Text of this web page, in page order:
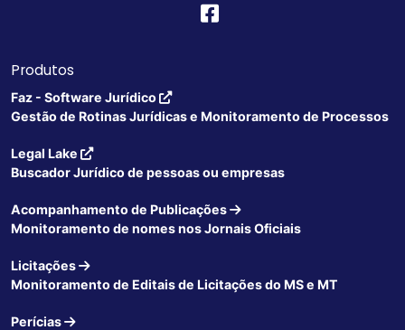
Produtos
Faz - Software Jurídico
Gestão de Rotinas Jurídicas e Monitoramento de Processos
Legal Lake
Buscador Jurídico de pessoas ou empresas
Acompanhamento de Publicações
Monitoramento de nomes nos Jornais Oficiais
Licitações
Monitoramento de Editais de Licitações do MS e MT
Perícias